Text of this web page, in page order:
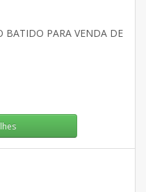
BATIDO PARA VENDA DE